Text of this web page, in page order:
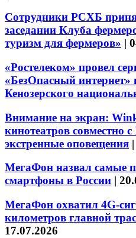
Сотрудники РСХБ
заседании Клуба
туризм для фермеров» |
«Ростелеком» провел
«БезОпасный интернет»
Кенозерского
Внимание на экран:
кинотеатров совместно
экстренные оповещения |
МегаФон назвал самые
смартфоны в России |
МегаФон охватил 4G-
километров главной
17.07.2026